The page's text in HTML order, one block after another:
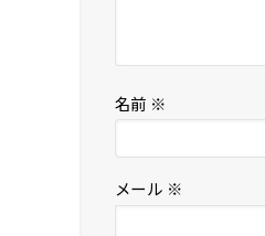
名前 ※
メール ※